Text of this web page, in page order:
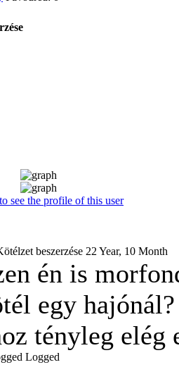
beszerzése 22 Year, 10 Month
én is
egy
tényleg
Logged